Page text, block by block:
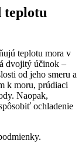
teplotu
teplotu mora v
dvojitý účinok –
od jeho smeru a
k moru, prúdiaci
Naopak,
ochladenie